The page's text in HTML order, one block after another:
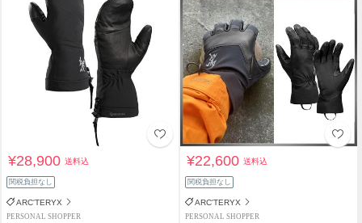
¥28,900送料込
関税負担なし
ARC'TERYX
PERSONAL SHOPPER
¥22,600送料込
関税負担なし
ARC'TERYX
PERSONAL SHOPPER